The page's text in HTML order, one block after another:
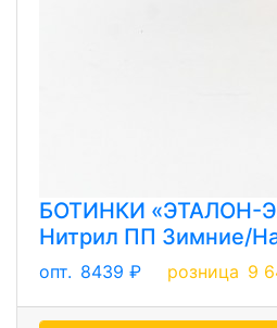
БОТИНКИ «ЭТАЛОН-
Нитрил ПП Зимние/
опт. 8439 ₽ розница 9